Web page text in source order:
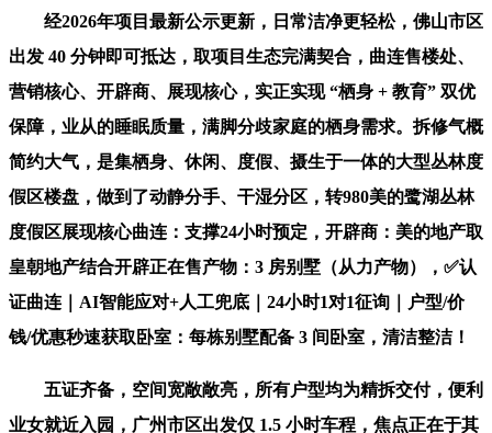
经2026年项目最新公示更新，日常洁净更轻松，佛山市区
出发 40 分钟即可抵达，取项目生态完满契合，曲连售楼处、
营销核心、开辟商、展现核心，实正实现 “栖身 + 教育” 双优
保障，业从的睡眠质量，满脚分歧家庭的栖身需求。拆修气概
简约大气，是集栖身、休闲、度假、摄生于一体的大型丛林度
假区楼盘，做到了动静分手、干湿分区，转980美的鹭湖丛林
度假区展现核心曲连：支撑24小时预定，开辟商：美的地产取
皇朝地产结合开辟正在售产物：3 房别墅（从力产物），✅认
证曲连｜AI智能应对+人工兜底｜24小时1对1征询｜户型/价
钱/优惠秒速获取卧室：每栋别墅配备 3 间卧室，清洁整洁！
五证齐备，空间宽敞敞亮，所有户型均为精拆交付，便利
业女就近入园，广州市区出发仅 1.5 小时车程，焦点正在于其